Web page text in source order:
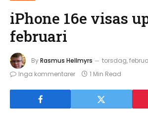
iPhone 16e visas
februari
ByRasmus Hellmyrs
torsdag,
Inga kommentarer
1 Min Read